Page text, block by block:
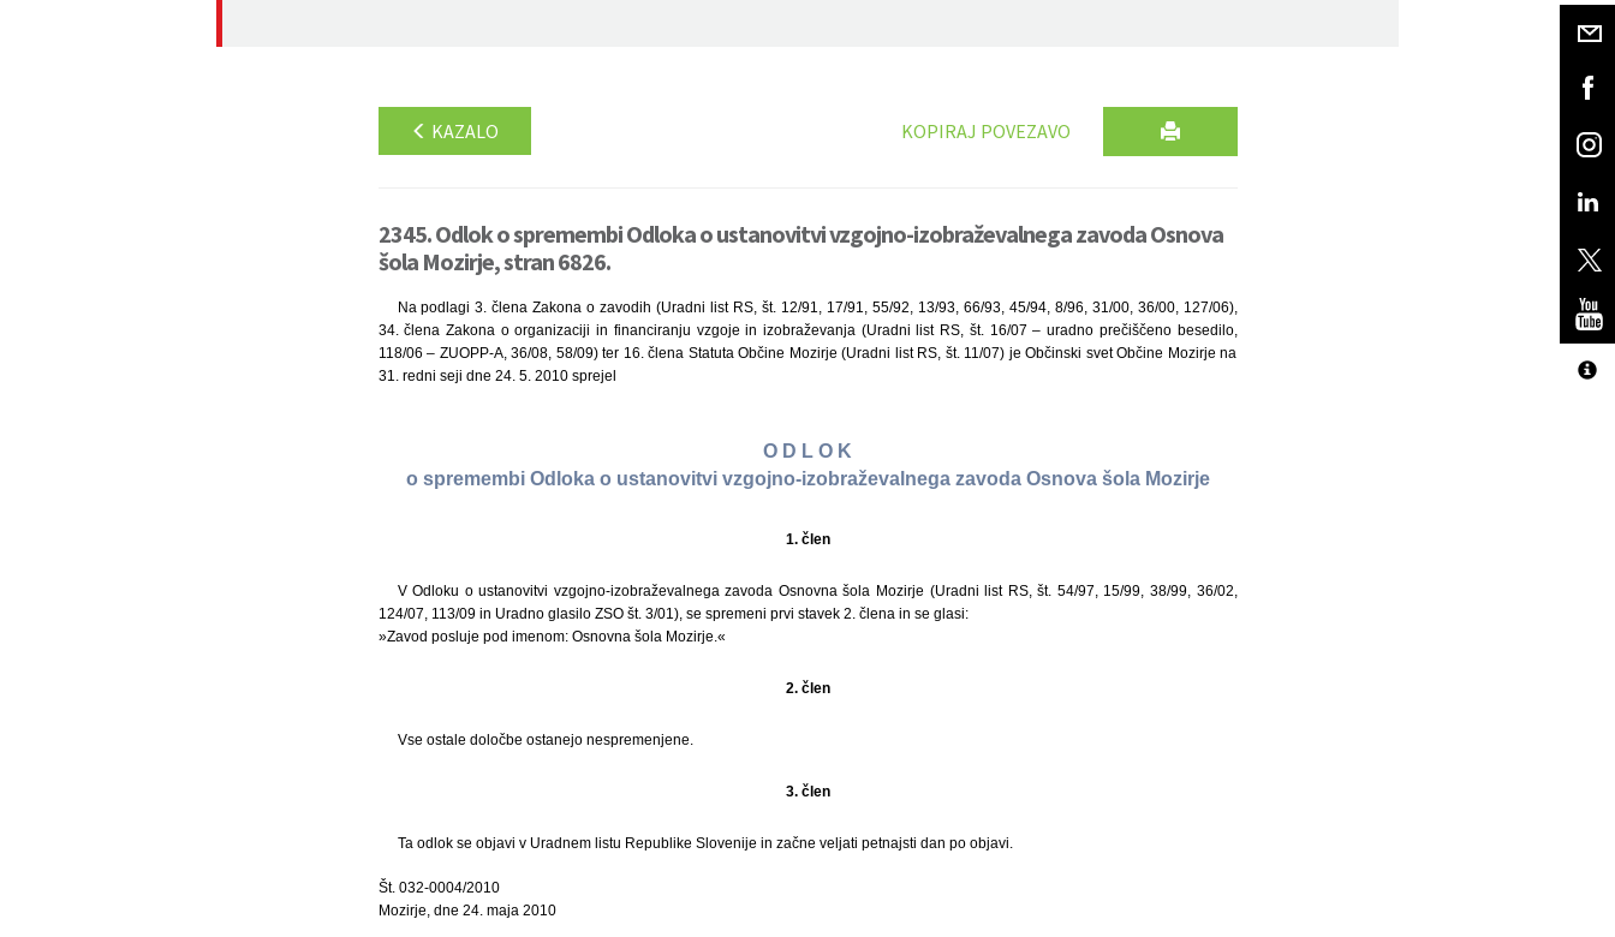
KAZALO KOPIRAJ POVEZAVO
2345. Odlok o spremembi Odloka o ustanovitvi vzgojno-izobraževalnega zavoda Osnova
šola Mozirje, stran 6826.
Na podlagi 3. člena Zakona o zavodih (Uradni list RS, št. 12/91, 17/91, 55/92, 13/93, 66/93, 45/94, 8/96, 31/00, 36/00, 127/06),
34. člena Zakona o organizaciji in financiranju vzgoje in izobraževanja (Uradni list RS, št. 16/07 – uradno prečiščeno besedilo,
118/06 – ZUOPP-A, 36/08, 58/09) ter 16. člena Statuta Občine Mozirje (Uradni list RS, št. 11/07) je Občinski svet Občine Mozirje na
31. redni seji dne 24. 5. 2010 sprejel
O D L O K
o spremembi Odloka o ustanovitvi vzgojno-izobraževalnega zavoda Osnova šola Mozirje
1. člen
V Odloku o ustanovitvi vzgojno-izobraževalnega zavoda Osnovna šola Mozirje (Uradni list RS, št. 54/97, 15/99, 38/99, 36/02,
124/07, 113/09 in Uradno glasilo ZSO št. 3/01), se spremeni prvi stavek 2. člena in se glasi:
»Zavod posluje pod imenom: Osnovna šola Mozirje.«
2. člen
Vse ostale določbe ostanejo nespremenjene.
3. člen
Ta odlok se objavi v Uradnem listu Republike Slovenije in začne veljati petnajsti dan po objavi.
Št. 032-0004/2010
Mozirje, dne 24. maja 2010